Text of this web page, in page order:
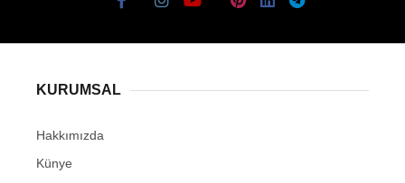
KURUMSAL
Hakkımızda
Künye